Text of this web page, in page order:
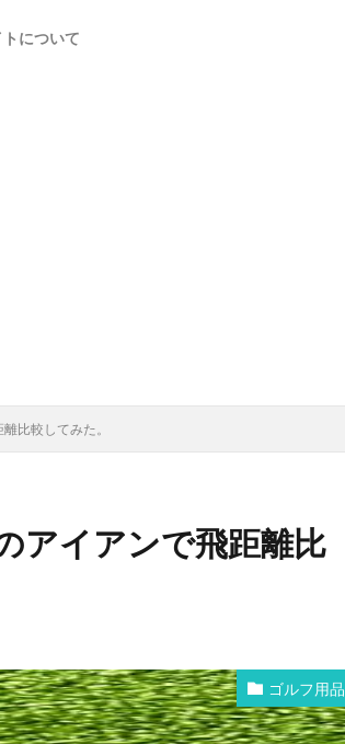
について
比較してみた。
アイアンで飛距離比
ゴルフ用品